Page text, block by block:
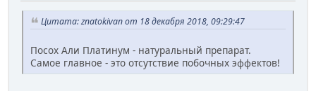
Цитата: znatokivan от 18 декабря 2018, 09:29:47
Посох Али Платинум - натуральный препарат.
Самое главное - это отсутствие побочных эффектов!